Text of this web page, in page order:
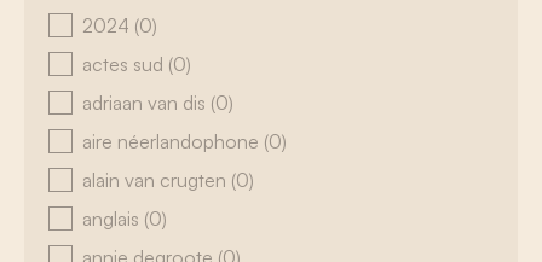
2024 (0)
actes sud (0)
adriaan van dis (0)
aire néerlandophone (0)
alain van crugten (0)
anglais (0)
annie degroote (0)